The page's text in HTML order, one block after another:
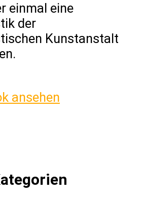
einmal eine
der
Kunstanstalt
ansehen